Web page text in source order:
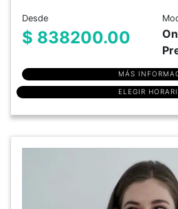
Desde
$ 838200.00
MÁS
ELEGIR